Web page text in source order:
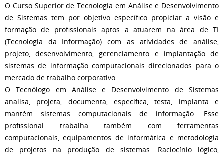
O Curso Superior de Tecnologia em Análise e Desenvolvimento
de Sistemas tem por objetivo específico propiciar a visão e
formação de profissionais aptos a atuarem na área de TI
(Tecnologia da Informação) com as atividades de análise,
projeto, desenvolvimento, gerenciamento e implantação de
sistemas de informação computacionais direcionados para o
mercado de trabalho corporativo.
O Tecnólogo em Análise e Desenvolvimento de Sistemas
analisa, projeta, documenta, especifica, testa, implanta e
mantém sistemas computacionais de informação. Esse
profissional trabalha também com ferramentas
computacionais, equipamentos de informática e metodologia
de projetos na produção de sistemas. Raciocínio lógico,